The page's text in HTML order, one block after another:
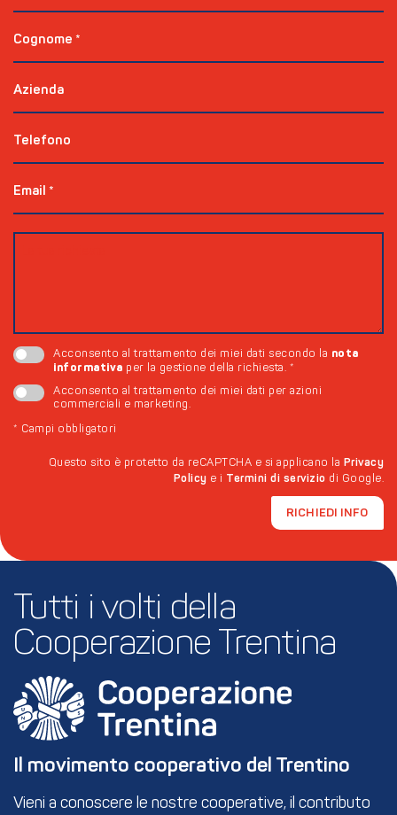
Cognome *
Azienda
Telefono
Email *
Acconsento al trattamento dei miei dati secondo la nota
informativa per la gestione della richiesta. *
Acconsento al trattamento dei miei dati per azioni
commerciali e marketing.
* Campi obbligatori
Questo sito è protetto da reCAPTCHA e si applicano la Privacy
Policy e i Termini di servizio di Google.
RICHIEDI INFO
Tutti i volti della
Cooperazione Trentina
Il movimento cooperativo del Trentino
Vieni a conoscere le nostre cooperative, il contributo